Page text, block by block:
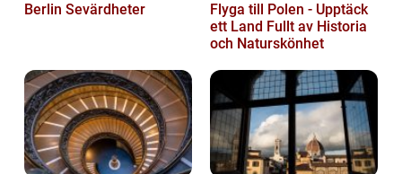
Berlin Sevärdheter
Flyga till Polen - Upptäck
ett Land Fullt av Historia
och Naturskönhet